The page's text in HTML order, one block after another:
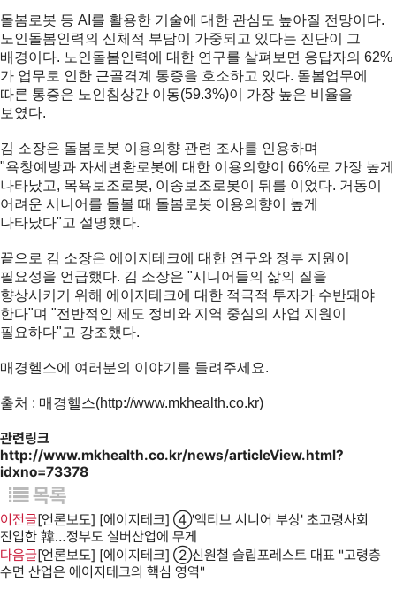
돌봄로봇 등 AI를 활용한 기술에 대한 관심도 높아질 전망이다.
노인돌봄인력의 신체적 부담이 가중되고 있다는 진단이 그
배경이다. 노인돌봄인력에 대한 연구를 살펴보면 응답자의 62%
가 업무로 인한 근골격계 통증을 호소하고 있다. 돌봄업무에
따른 통증은 노인침상간 이동(59.3%)이 가장 높은 비율을
보였다.
김 소장은 돌봄로봇 이용의향 관련 조사를 인용하며
"욕창예방과 자세변환로봇에 대한 이용의향이 66%로 가장 높게
나타났고, 목욕보조로봇, 이송보조로봇이 뒤를 이었다. 거동이
어려운 시니어를 돌볼 때 돌봄로봇 이용의향이 높게
나타났다"고 설명했다.
끝으로 김 소장은 에이지테크에 대한 연구와 정부 지원이
필요성을 언급했다. 김 소장은 "시니어들의 삶의 질을
향상시키기 위해 에이지테크에 대한 적극적 투자가 수반돼야
한다"며 "전반적인 제도 정비와 지역 중심의 사업 지원이
필요하다"고 강조했다.
매경헬스에 여러분의 이야기를 들려주세요.
출처 : 매경헬스(http://www.mkhealth.co.kr)
관련링크
http://www.mkhealth.co.kr/news/articleView.html?
idxno=73378
목록
이전글[언론보도] [에이지테크] ④'액티브 시니어 부상' 초고령사회
진입한 韓…정부도 실버산업에 무게
다음글[언론보도] [에이지테크] ②신원철 슬립포레스트 대표 "고령층
수면 산업은 에이지테크의 핵심 영역"